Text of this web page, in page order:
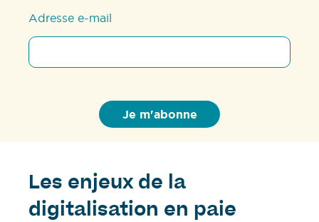
Adresse e-mail
Les enjeux de la
digitalisation en paie